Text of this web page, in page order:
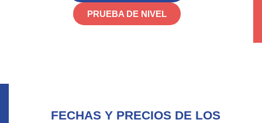
PRUEBA DE NIVEL
FECHAS Y PRECIOS DE LOS